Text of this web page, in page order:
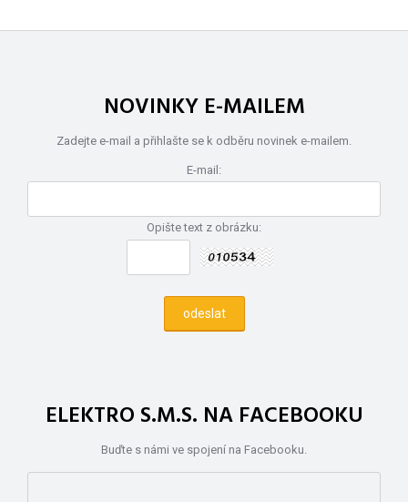
NOVINKY E-MAILEM
Zadejte e-mail a přihlašte se k odběru novinek e-mailem.
E-mail:
Opište text z obrázku:
ELEKTRO S.M.S. NA FACEBOOKU
Buďte s námi ve spojení na Facebooku.